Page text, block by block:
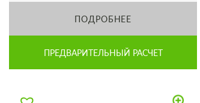
ПОДРОБНЕЕ
ПРЕДВАРИТЕЛЬНЫЙ РАСЧЕТ